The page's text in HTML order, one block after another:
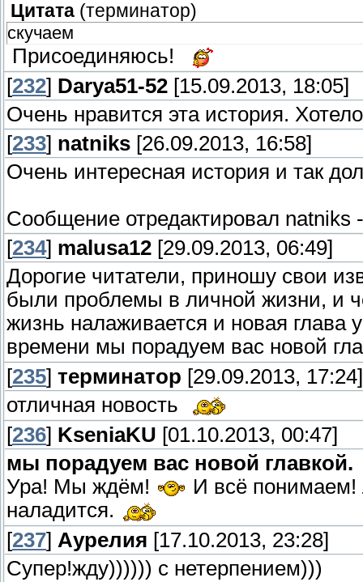
Цитата (терминатор)
скучаем
Присоединяюсь!
[232] Darya51-52 [15.09.2013, 18:05]
Очень нравится эта история.
[233] natniks [26.09.2013, 16:58]
Очень интересная история и так
Сообщение отредактировал natniks
[234] malusa12 [29.09.2013, 06:49]
Дорогие читатели, приношу свои
были проблемы в личной жизни, и
жизнь налаживается и новая глава
времени мы порадуем вас новой
[235] терминатор [29.09.2013, 17:24]
отличная новость
[236] KseniaKU [01.10.2013, 00:47]
мы порадуем вас новой главкой.
Ура! Мы ждём!
И всё понимаем!
наладится.
[237] Аурелия [17.10.2013, 23:28]
Супер!жду)))))) с нетерпением)))